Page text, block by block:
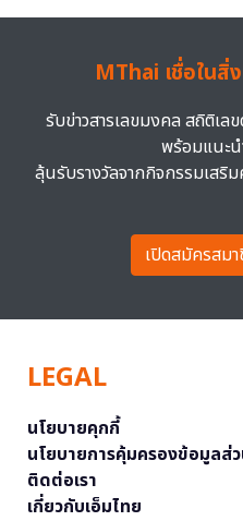
MThai เชื่อในสิ่
รับข่าวสารเลขมงคล สถิติเล
พร้อมแนะน
ลุ้นรับรางวัลจากกิจกรรมเสริ
เปิดสมัครสม
LEGAL
นโยบายคุกกี้
นโยบายการคุ้มครองข้อมูลส่
ติดต่อเรา
เกี่ยวกับเอ็มไทย